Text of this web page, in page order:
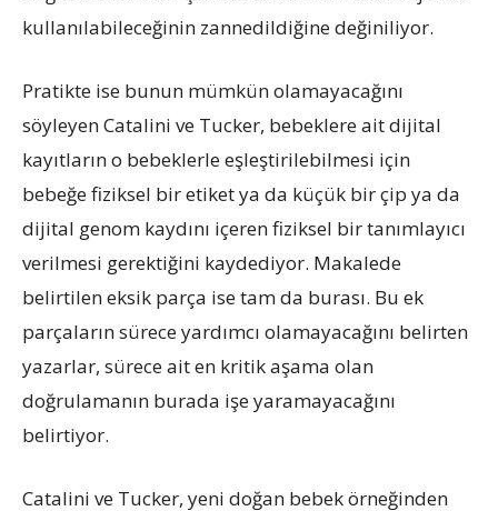
kullanılabileceğinin zannedildiğine değiniliyor.
Pratikte ise bunun mümkün olamayacağını
söyleyen Catalini ve Tucker, bebeklere ait dijital
kayıtların o bebeklerle eşleştirilebilmesi için
bebeğe fiziksel bir etiket ya da küçük bir çip ya da
dijital genom kaydını içeren fiziksel bir tanımlayıcı
verilmesi gerektiğini kaydediyor. Makalede
belirtilen eksik parça ise tam da burası. Bu ek
parçaların sürece yardımcı olamayacağını belirten
yazarlar, sürece ait en kritik aşama olan
doğrulamanın burada işe yaramayacağını
belirtiyor.
Catalini ve Tucker, yeni doğan bebek örneğinden